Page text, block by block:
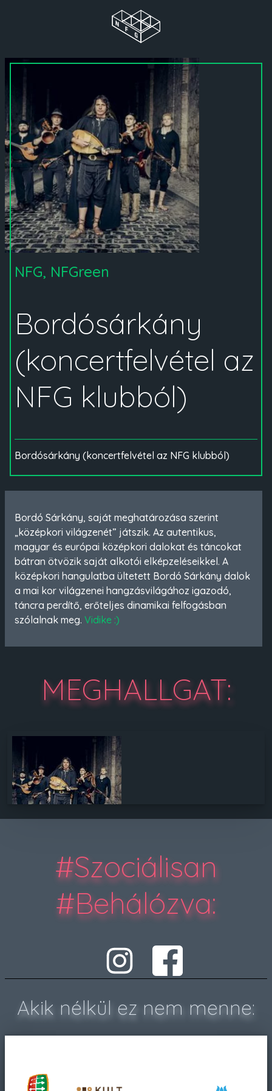
NFG, NFGreen
Bordósárkány
(koncertfelvétel az
NFG klubból)
Bordósárkány (koncertfelvétel az NFG klubból)
Bordó Sárkány, saját meghatározása szerint
„középkori világzenét” játszik. Az autentikus,
magyar és európai középkori dalokat és táncokat
bátran ötvözik saját alkotói elképzeléseikkel. A
középkori hangulatba ültetett Bordó Sárkány dalok
a mai kor világzenei hangzásvilágához igazodó,
táncra perdítő, erőteljes dinamikai felfogásban
szólalnak meg. Vidike :)
MEGHALLGAT:
#Szociálisan
#Behálózva:
Akik nélkül ez nem menne: